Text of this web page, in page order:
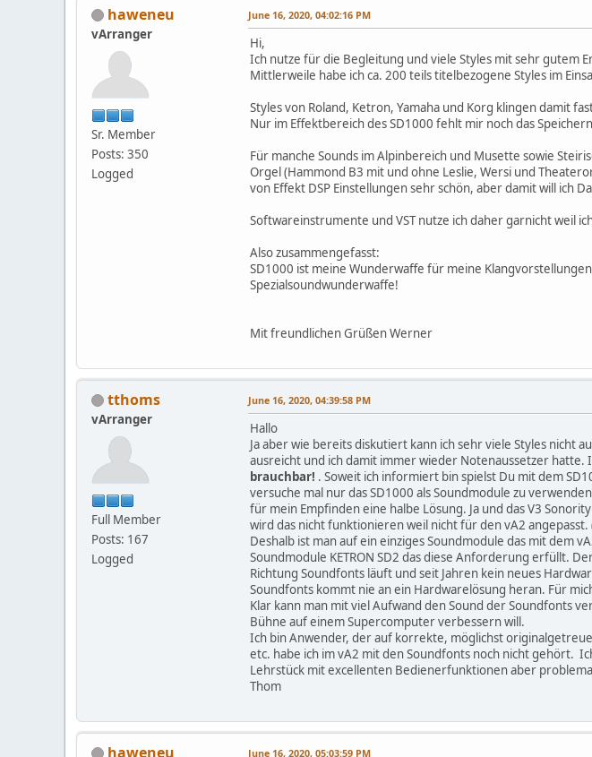
haweneu
vArranger
Sr. Member
Posts: 350
Logged
June 16, 2020, 04:02:16 PM
Hi,
Ich nutze für die Begleitung und viele Styles mit sehr gutem
Mittlerweile habe ich ca. 200 teils titelbezogene Styles im
Styles von Roland, Ketron, Yamaha und Korg klingen damit
Nur im Effektbereich des SD1000 fehlt mir noch das
Für manche Sounds im Alpinbereich und Musette sowie
Orgel (Hammond B3 mit und ohne Leslie, Wersi und
von Effekt DSP Einstellungen sehr schön, aber damit will ich
Softwareinstrumente und VST nutze ich daher garnicht weil
Also zusammengefasst:
SD1000 ist meine Wunderwaffe für meine
Spezialsoundwunderwaffe!
Mit freundlichen Grüßen Werner
tthoms
vArranger
Full Member
Posts: 167
Logged
June 16, 2020, 04:39:58 PM
Hallo
Ja aber wie bereits diskutiert kann ich sehr viele Styles nicht
ausreicht und ich damit immer wieder Notenaussetzer hatte.
brauchbar! . Soweit ich informiert bin spielst Du mit dem
versuche mal nur das SD1000 als Soundmodule zu
für mein Empfinden eine halbe Lösung. Ja und das V3
wird das nicht funktionieren weil nicht für den vA2
Deshalb ist man auf ein einziges Soundmodule das mit dem
Soundmodule KETRON SD2 das diese Anforderung erfüllt.
Richtung Soundfonts läuft und seit Jahren kein neues
Soundfonts kommt nie an ein Hardwarelösung heran. Für
Klar kann man mit viel Aufwand den Sound der Soundfonts
Bühne auf einem Supercomputer verbessern will.
Ich bin Anwender, der auf korrekte, möglichst
etc. habe ich im vA2 mit den Soundfonts noch nicht gehört.
Lehrstück mit excellenten Bedienerfunktionen aber
Thom
haweneu June 16, 2020, 05:03:59 PM